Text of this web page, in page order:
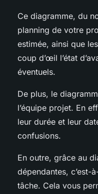
Ce diagramme, du
planning de votre
estimée, ainsi que
coup d’œil l’état
éventuels.
De plus, le
l’équipe projet. En
leur durée et leur
confusions.
En outre, grâce au
dépendantes, c’est-
tâche. Cela vous